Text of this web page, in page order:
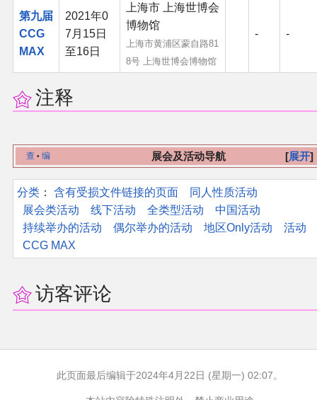
第九届
CCG
MAX
2021年0
7月15日
至16日
上海市 上海世博会
博物馆
上海市黄浦区蒙自路81
8号 上海世博会博物馆
- -
注释
展开
查 • 编 展会及活动导航
分类 ：​ 含有受损文件链接的页面
同人性质活动
展会类活动
线下活动 全类型活动
中国活动
持续举办的活动
偶尔举办的活动 地区Only活动
活动
CCG MAX
访客评论
此页面最后编辑于2024年4月22日 (星期一) 02:07。